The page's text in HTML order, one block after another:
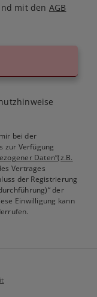
mit den AGB
bei der
zur Verfügung
Daten“(z.B.
Vertrages
der Registrierung
der
Einwilligung kann